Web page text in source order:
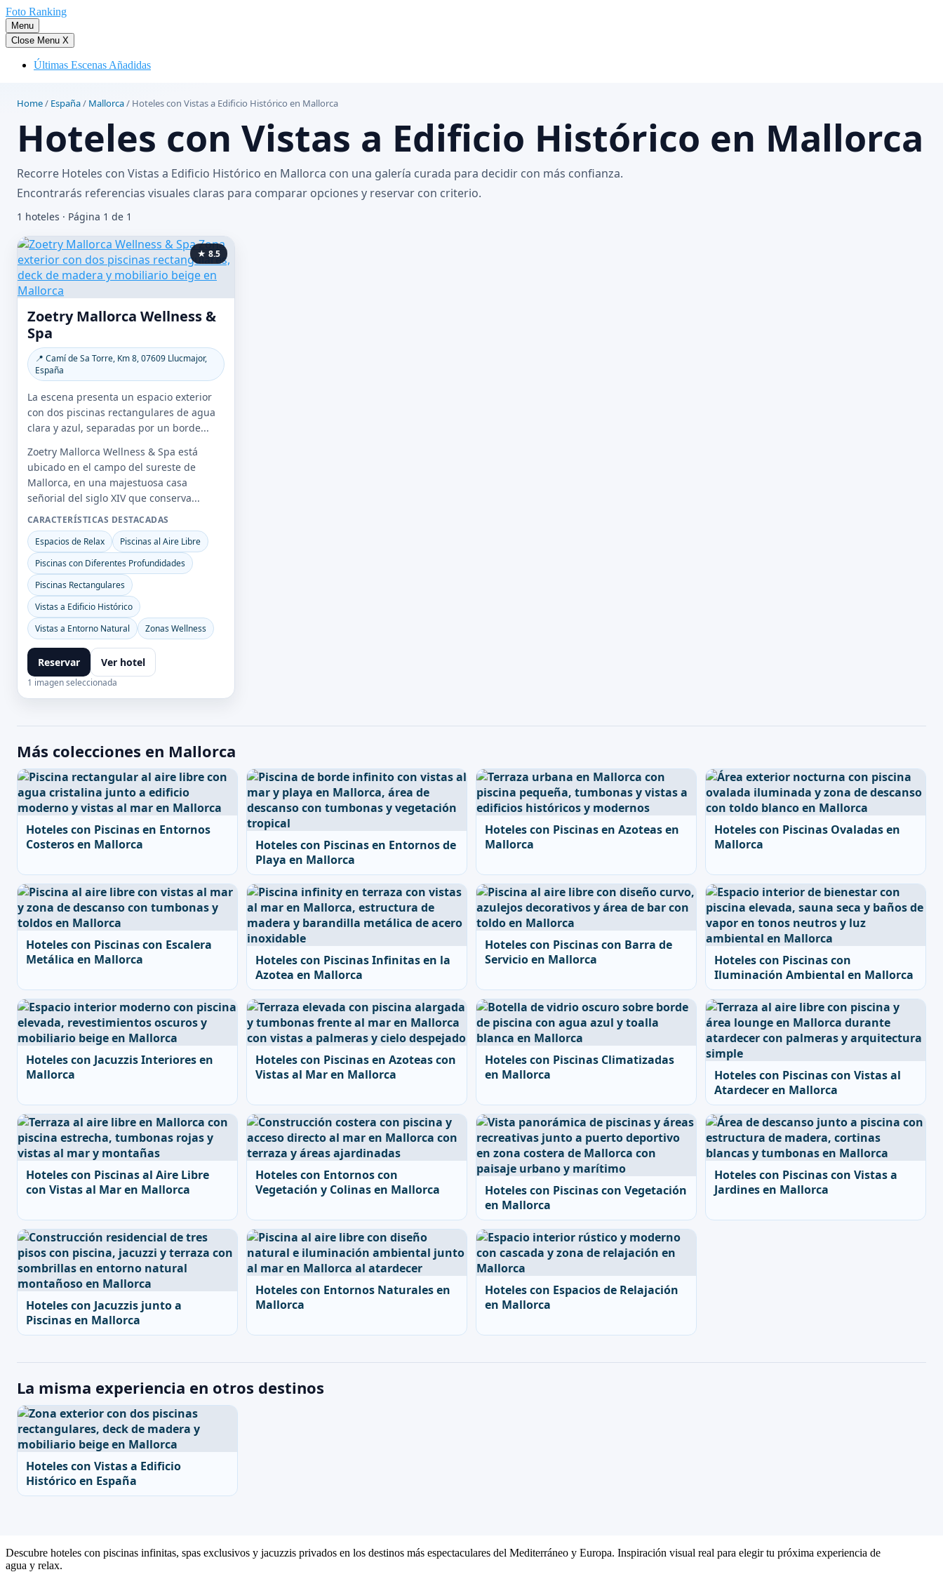
Saltar
al
contenido
Foto Ranking
Menu
Close Menu X
Últimas Escenas Añadidas
Home/ España/ Mallorca/ Hoteles con Vistas a Edificio Histórico en Mallorca
Hoteles con Vistas a Edificio Histórico en Mallorca
Recorre Hoteles con Vistas a Edificio Histórico en Mallorca con una galería curada para decidir con más confianza.
Encontrarás referencias visuales claras para comparar opciones y reservar con criterio.
1 hoteles · Página 1 de 1
★ 8.5
Zoetry Mallorca Wellness &
Spa
📍 Camí de Sa Torre, Km 8, 07609 Llucmajor,
España
La escena presenta un espacio exterior
con dos piscinas rectangulares de agua
clara y azul, separadas por un borde...
Zoetry Mallorca Wellness & Spa está
ubicado en el campo del sureste de
Mallorca, en una majestuosa casa
señorial del siglo XIV que conserva...
CARACTERÍSTICAS DESTACADAS
Espacios de Relax
Piscinas al Aire Libre
Piscinas con Diferentes Profundidades
Piscinas Rectangulares
Vistas a Edificio Histórico
Vistas a Entorno Natural
Zonas Wellness
Reservar Ver hotel
1 imagen seleccionada
Más colecciones en Mallorca
Hoteles con Piscinas en Entornos
Costeros en Mallorca
Hoteles con Piscinas en Entornos de
Playa en Mallorca
Hoteles con Piscinas en Azoteas en
Mallorca
Hoteles con Piscinas Ovaladas en
Mallorca
Hoteles con Piscinas con Escalera
Metálica en Mallorca
Hoteles con Piscinas Infinitas en la
Azotea en Mallorca
Hoteles con Piscinas con Barra de
Servicio en Mallorca
Hoteles con Piscinas con
Iluminación Ambiental en Mallorca
Hoteles con Jacuzzis Interiores en
Mallorca
Hoteles con Piscinas en Azoteas con
Vistas al Mar en Mallorca
Hoteles con Piscinas Climatizadas
en Mallorca
Hoteles con Piscinas con Vistas al
Atardecer en Mallorca
Hoteles con Piscinas al Aire Libre
con Vistas al Mar en Mallorca
Hoteles con Entornos con
Vegetación y Colinas en Mallorca
Hoteles con Piscinas con Vegetación
en Mallorca
Hoteles con Piscinas con Vistas a
Jardines en Mallorca
Hoteles con Jacuzzis junto a
Piscinas en Mallorca
Hoteles con Entornos Naturales en
Mallorca
Hoteles con Espacios de Relajación
en Mallorca
La misma experiencia en otros destinos
Hoteles con Vistas a Edificio
Histórico en España
Descubre hoteles con piscinas infinitas, spas exclusivos y jacuzzis privados en los destinos más espectaculares del Mediterráneo y Europa. Inspiración visual real para elegir tu próxima experiencia de
agua y relax.